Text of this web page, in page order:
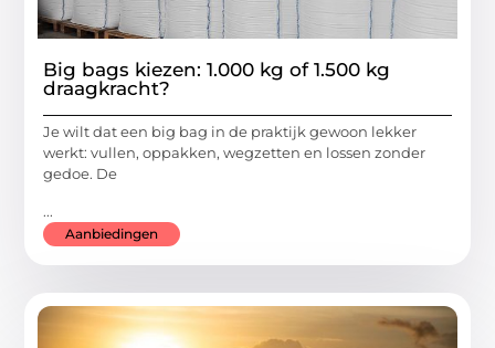
Big bags kiezen: 1.000 kg of 1.500 kg
draagkracht?
Je wilt dat een big bag in de praktijk gewoon lekker
werkt: vullen, oppakken, wegzetten en lossen zonder
gedoe. De
...
Aanbiedingen